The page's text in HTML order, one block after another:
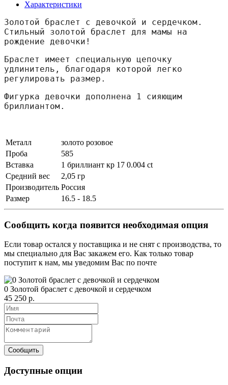
Характеристики
Золотой браслет с девочкой и сердечком.
Стильный золотой браслет для мамы на
рождение девочки!
Браслет имеет специальную цепочку
удлинитель, благодаря которой легко
регулировать размер.
Фигурка девочки дополнена 1 сияющим
бриллиантом.
Металл
золото розовое
Проба
585
Вставка
1 бриллиант кр 17 0.004 ct
Средний вес
2,05 гр
Производитель Россия
Размер
16.5 - 18.5
Сообщить когда появится необходимая опция
Если товар остался у поставщика и не снят с производства, то
мы специально для Вас закажем его. Как только товар
поступит к нам, мы уведомим Вас по почте
0 Золотой браслет с девочкой и сердечком
45 250 р.
Доступные опции